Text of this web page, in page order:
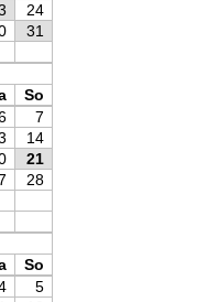
24
31
So
7
14
21
28
So
5